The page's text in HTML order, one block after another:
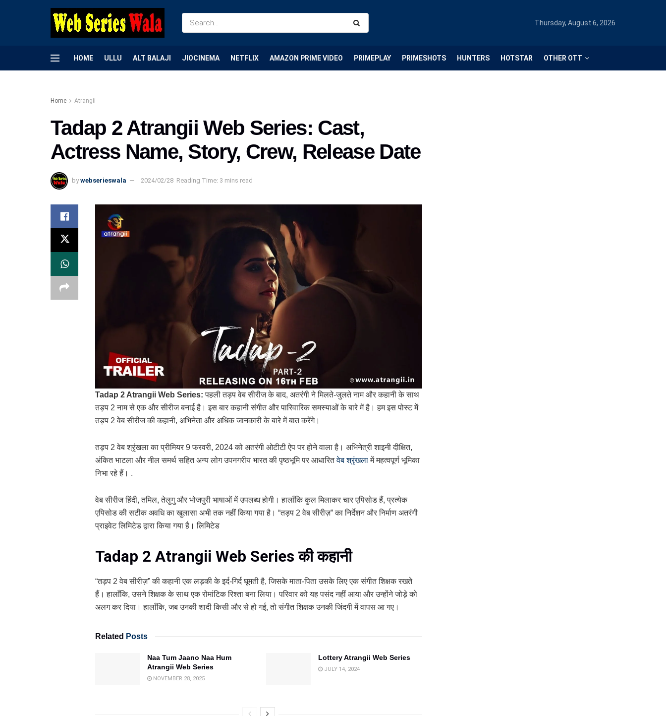
Thursday, August 6, 2026
HOME ULLU ALT BALAJI JIOCINEMA NETFLIX AMAZON PRIME VIDEO PRIMEPLAY PRIMESHOTS HUNTERS HOTSTAR OTHER OTT
Home Atrangii
Tadap 2 Atrangii Web Series: Cast,
Actress Name, Story, Crew, Release Date
by webserieswala 2024/02/28 Reading Time: 3 mins read
Tadap 2 Atrangii Web Series:पहली तड़प वेब सीरीज के बाद, अतरंगी ने मिलते-जुलते नाम और कहानी के साथ
तड़प 2 नाम से एक और सीरीज बनाई है। इस बार कहानी संगीत और पारिवारिक समस्याओं के बारे में है। हम इस पोस्ट में
तड़प 2 वेब सीरीज की कहानी, अभिनेता और अधिक जानकारी के बारे में बात करेंगे।
तड़प 2 वेब श्रृंखला का प्रीमियर 9 फरवरी, 2024 को अतरंगी ओटीटी ऐप पर होने वाला है। अभिनेत्री शाइनी दीक्षित,
अंकित भाटला और नील समर्थ सहित अन्य लोग उपनगरीय भारत की पृष्ठभूमि पर आधारितवेब श्रृंखलामें महत्वपूर्ण भूमिका
निभा रहे हैं। .
वेब सीरीज हिंदी, तमिल, तेलुगु और भोजपुरी भाषाओं में उपलब्ध होगी। हालाँकि कुल मिलाकर चार एपिसोड हैं, प्रत्येक
एपिसोड की सटीक अवधि का खुलासा अभी तक नहीं किया गया है। “तड़प 2 वेब सीरीज़” का निर्देशन और निर्माण अतरंगी
प्राइवेट लिमिटेड द्वारा किया गया है। लिमिटेड
Tadap 2 Atrangii Web Series की कहानी
“तड़प 2 वेब सीरीज़” की कहानी एक लड़की के इर्द-गिर्द घूमती है, जिसके माता-पिता उसके लिए एक संगीत शिक्षक रखते
हैं। हालाँकि, उसने शिक्षक के साथ एक रोमांटिक रिश्ता बना लिया। परिवार को यह पसंद नहीं आया और उन्होंने जोड़े को
अलग कर दिया। हालाँकि, जब उनकी शादी किसी और से हो गई, तो संगीत शिक्षक उनकी जिंदगी में वापस आ गए।
Related Posts
Naa Tum Jaano Naa Hum
Atrangii Web Series
NOVEMBER 28, 2025
Lottery Atrangii Web Series
JULY 14, 2024